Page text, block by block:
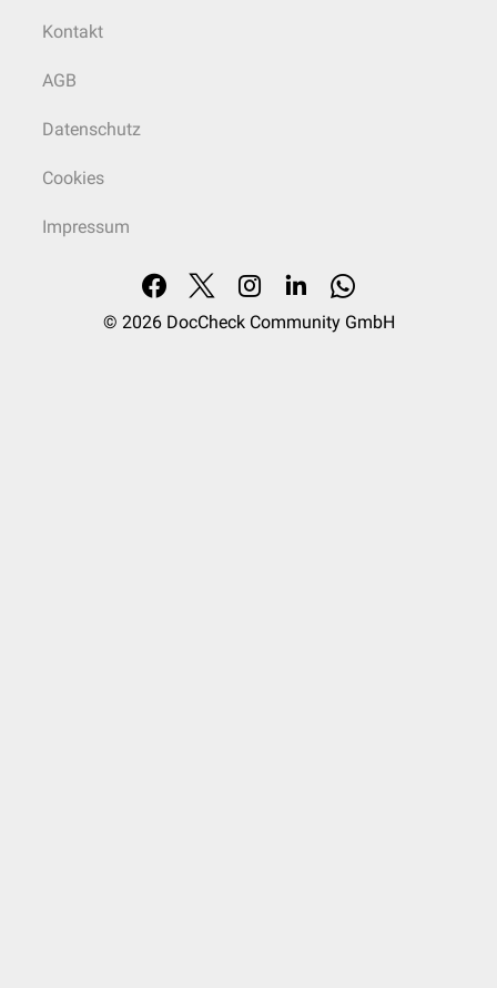
Kontakt
AGB
Datenschutz
Cookies
Impressum
© 2026 DocCheck Community GmbH